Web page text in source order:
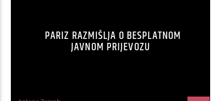
PARIZ RAZMIŠLJA O BESPLATNOM
JAVNOM PRIJEVOZU